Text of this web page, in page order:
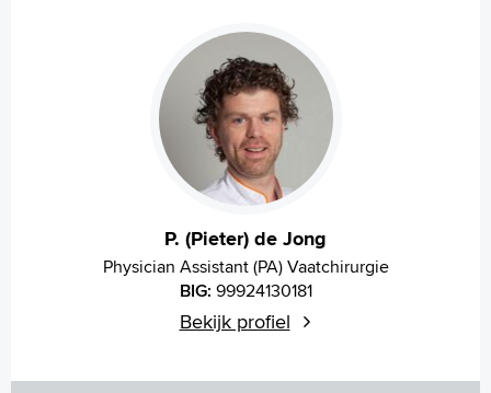
P. (Pieter) de Jong
Physician Assistant (PA) Vaatchirurgie
BIG: 99924130181
Bekijk profiel